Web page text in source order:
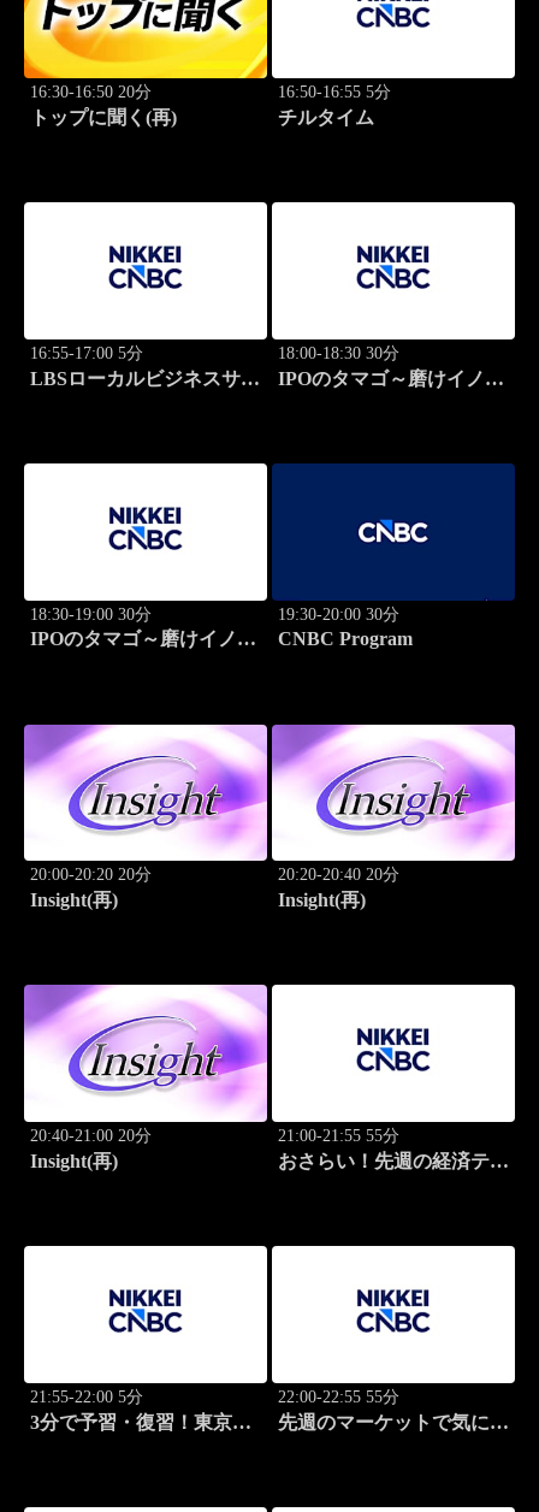
16:30-16:50 20分
トップに聞く(再)
16:50-16:55 5分
チルタイム
16:55-17:00 5分
LBSローカルビジネスサテ
18:00-18:30 30分
IPOのタマゴ～磨けイノベ
18:30-19:00 30分
IPOのタマゴ～磨けイノベ
19:30-20:00 30分
CNBC Program
20:00-20:20 20分
Insight(再)
20:20-20:40 20分
Insight(再)
20:40-21:00 20分
Insight(再)
21:00-21:55 55分
おさらい！先週の経済テー
21:55-22:00 5分
3分で予習・復習！東京市
22:00-22:55 55分
先週のマーケットで気にな